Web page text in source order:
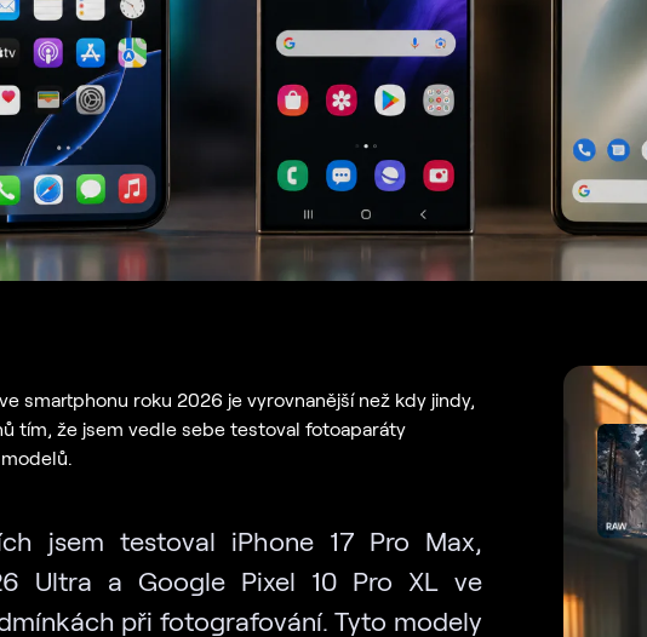
smartphonu roku 2026 je vyrovnanější než kdy jindy,
tím, že jsem vedle sebe testoval fotoaparáty
jsem testoval iPhone 17 Pro Max,
Ultra a Google Pixel 10 Pro XL ve
při fotografování. Tyto modely